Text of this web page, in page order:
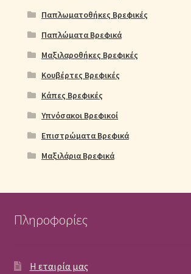
Παπλωματοθήκες Βρεφικές
Παπλώματα Βρεφικά
Μαξιλαροθήκες Βρεφικές
Κουβέρτες Βρεφικές
Κάπες Βρεφικές
Υπνόσακοι Βρεφικοί
Επιστρώματα Βρεφικά
Μαξιλάρια Βρεφικά
Πληροφορίες
Η εταιρία μας